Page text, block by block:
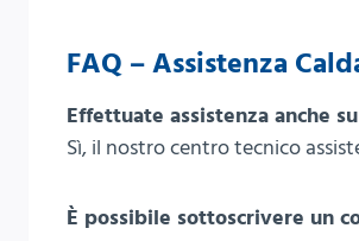
FAQ – Assistenza
Effettuate assistenza anche
Sì, il nostro centro tecnico
È possibile sottoscrivere un